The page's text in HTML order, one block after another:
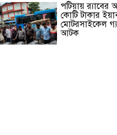
পটিয়ায় র‍্যাবের
কোটি টাকার
মোটরসাইকেল
আটক